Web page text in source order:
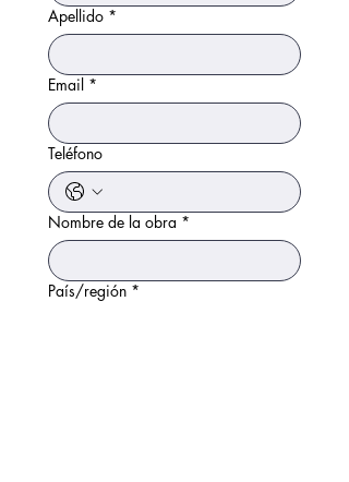
Apellido *
Email *
Teléfono
Nombre de la obra *
Dirección de varias líneas
País/región *